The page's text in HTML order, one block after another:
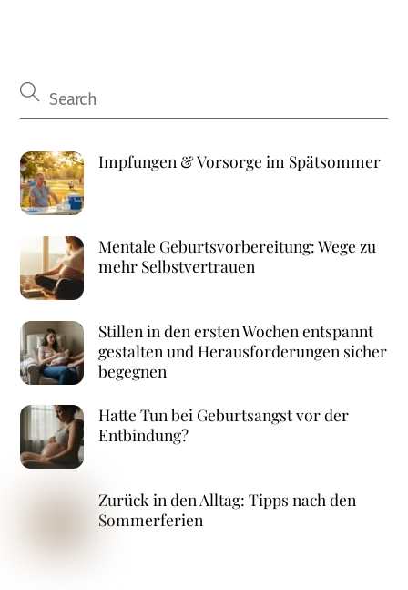
Impfungen & Vorsorge im Spätsommer
Mentale Geburtsvorbereitung: Wege zu
mehr Selbstvertrauen
Stillen in den ersten Wochen entspannt
gestalten und Herausforderungen sicher
begegnen
Hatte Tun bei Geburtsangst vor der
Entbindung?
Zurück in den Alltag: Tipps nach den
Sommerferien